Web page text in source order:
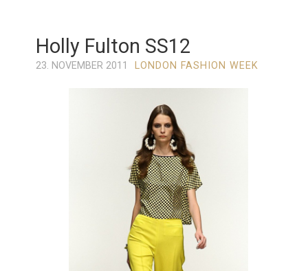
Holly Fulton SS12
23. NOVEMBER 2011 LONDON FASHION WEEK